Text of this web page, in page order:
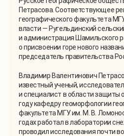
Петрасова. Соответствующее
географического факультета
власти — Ругельдинский
и администрация Шамильского
о присвоении горе нового
председатель правительства
Владимир Валентинович
известный ученый,
и специалист в области защиты
году кафедру геоморфологии
факультета МГУ им. М. В.
годах работал в лаборатории
проводил исследования почти